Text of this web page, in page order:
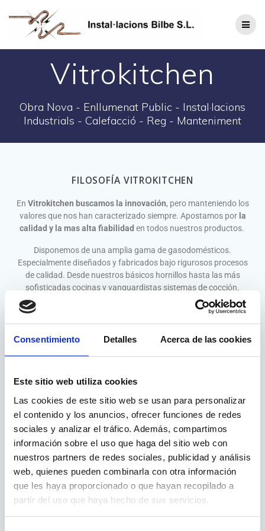
Consentimiento Detalles Acerca de las cookies
Este sitio web utiliza cookies
Las cookies de este sitio web se usan para personalizar
el contenido y los anuncios, ofrecer funciones de redes
sociales y analizar el tráfico. Además, compartimos
información sobre el uso que haga del sitio web con
nuestros partners de redes sociales, publicidad y análisis
web, quienes pueden combinarla con otra información
que les haya proporcionado o que hayan recopilado a
partir del uso que haya hecho de sus servicios.
Vitrokitchen
Obra Nova - Enllumenat Public - Instal·lacions
Industrials - Calefacció - Reg - Manteniment
FILOSOFÍA VITROKITCHEN
En Vitrokitchen buscamos la innovación, pero manteniendo los
valores que nos han caracterizado siempre. Apostamos por la
calidad y la mas alta fiabilidad en todos nuestros productos.
Disponemos de una amplia gama de gasodomésticos.
Especialmente diseñados y fabricados bajo rigurosos procesos
de calidad. Desde nuestros básicos hornillos hasta las más
sofisticadas cocinas y vanguardistas sistemas de cocción.
Siempre pensando en las necesidades de nuestros clientes.
máximos niveles de calidad y seguridad. Esta es nuestra
filosofía tras más de 25 años. Nuestra propia exigencia nos
obliga a no detenernos.
EFICIENCIA Y AHORRO ENERGETICO
Nuestros productos funcionan con Gas.
Según el IDAE (Instituto para la diversificación y ahorro de la
energía) el Gas es la opción más eficiente para cocinar.
SOSTENIBILIDAD AMBIENTAL